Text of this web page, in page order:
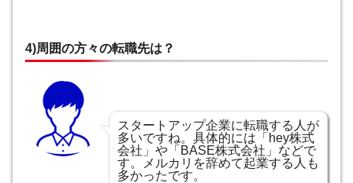
4)周囲の方々の転職先は？
スタートアップ企業に転職する人が
多いですね。具体的には「hey株式
会社」や「BASE株式会社」などで
す。メルカリを辞めて起業する人も
多かったです。